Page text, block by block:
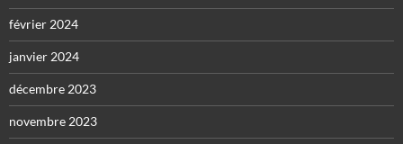
février 2024
janvier 2024
décembre 2023
novembre 2023